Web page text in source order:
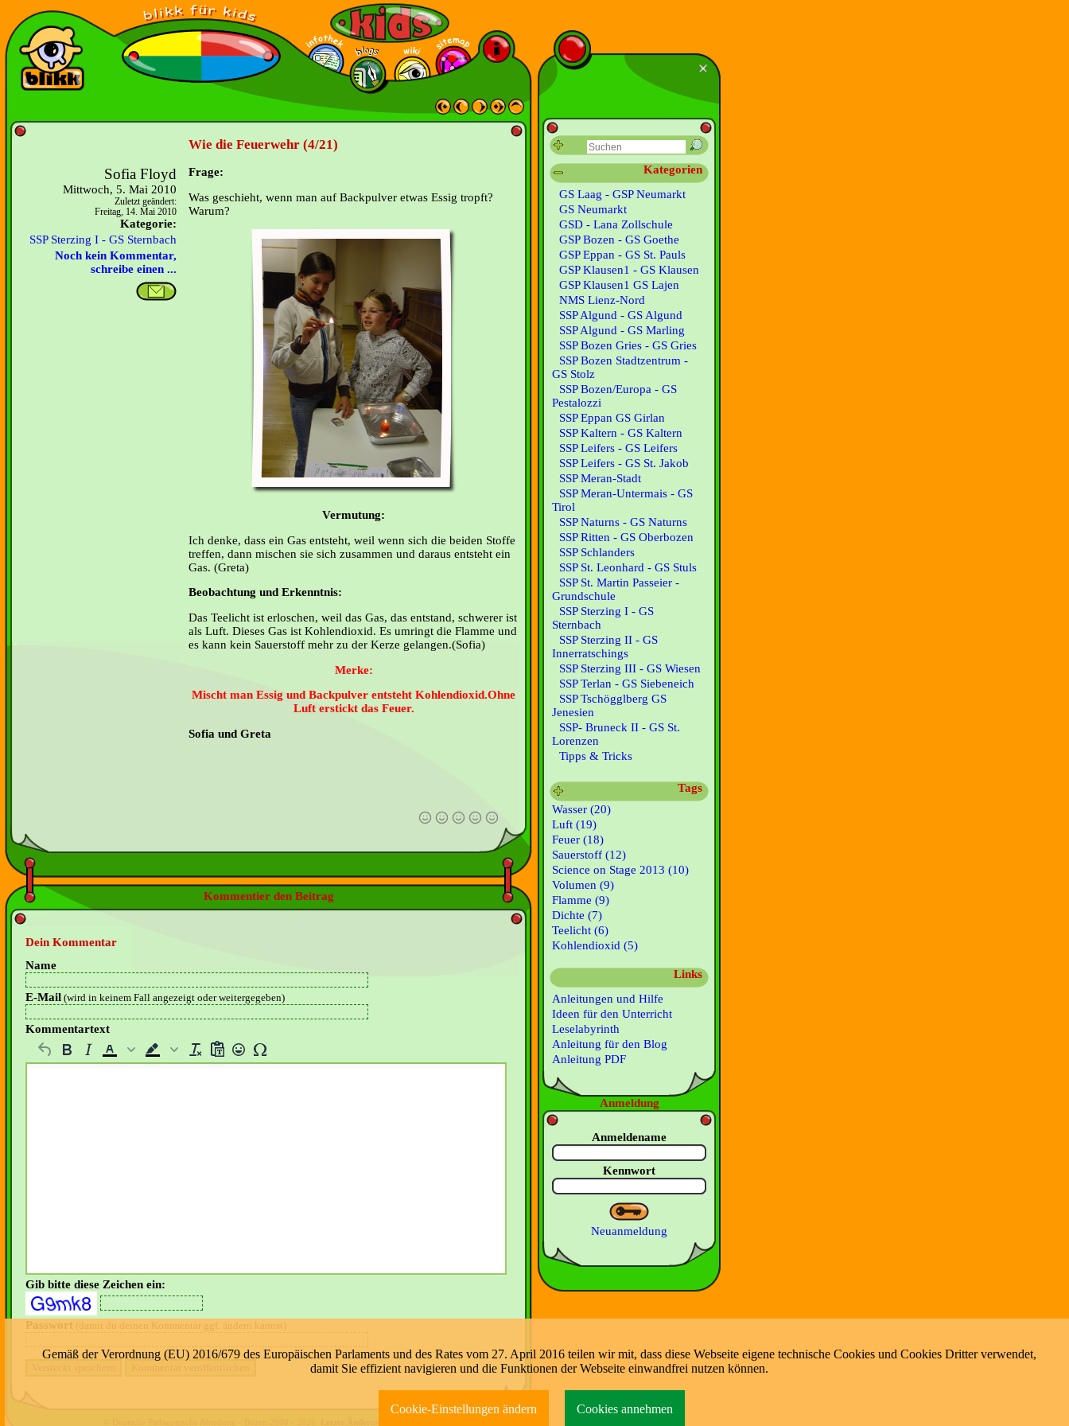
Wie die Feuerwehr (4/21)
Sofia Floyd
Mittwoch, 5. Mai 2010
Zuletzt geändert:
Freitag, 14. Mai 2010
Kategorie:
SSP Sterzing I - GS Sternbach
Noch kein Kommentar,
schreibe einen ...
Frage:
Was geschieht, wenn man auf Backpulver etwas Essig tropft?
Warum?
Vermutung:
Ich denke, dass ein Gas entsteht, weil wenn sich die beiden Stoffe
treffen, dann mischen sie sich zusammen und daraus entsteht ein
Gas. (Greta)
Beobachtung und Erkenntnis:
Das Teelicht ist erloschen, weil das Gas, das entstand, schwerer ist
als Luft. Dieses Gas ist Kohlendioxid. Es umringt die Flamme und
es kann kein Sauerstoff mehr zu der Kerze gelangen.(Sofia)
Merke:
Mischt man Essig und Backpulver entsteht Kohlendioxid.Ohne
Luft erstickt das Feuer.
Sofia und Greta
Kommentier den Beitrag
Dein Kommentar
Name
E-Mail (wird in keinem Fall angezeigt oder weitergegeben)
Kommentartext
Gib bitte diese Zeichen ein:
Passwort (damit du deinen Kommentar ggf. ändern kannst)
Kategorien
GS Laag - GSP Neumarkt
GS Neumarkt
GSD - Lana Zollschule
GSP Bozen - GS Goethe
GSP Eppan - GS St. Pauls
GSP Klausen1 - GS Klausen
GSP Klausen1 GS Lajen
NMS Lienz-Nord
SSP Algund - GS Algund
SSP Algund - GS Marling
SSP Bozen Gries - GS Gries
SSP Bozen Stadtzentrum -
GS Stolz
SSP Bozen/Europa - GS
Pestalozzi
SSP Eppan GS Girlan
SSP Kaltern - GS Kaltern
SSP Leifers - GS Leifers
SSP Leifers - GS St. Jakob
SSP Meran-Stadt
SSP Meran-Untermais - GS
Tirol
SSP Naturns - GS Naturns
SSP Ritten - GS Oberbozen
SSP Schlanders
SSP St. Leonhard - GS Stuls
SSP St. Martin Passeier -
Grundschule
SSP Sterzing I - GS
Sternbach
SSP Sterzing II - GS
Innerratschings
SSP Sterzing III - GS Wiesen
SSP Terlan - GS Siebeneich
SSP Tschögglberg GS
Jenesien
SSP- Bruneck II - GS St.
Lorenzen
Tipps & Tricks
Tags
Wasser (20)
Luft (19)
Feuer (18)
Sauerstoff (12)
Science on Stage 2013 (10)
Volumen (9)
Flamme (9)
Dichte (7)
Teelicht (6)
Kohlendioxid (5)
Links
Anleitungen und Hilfe
Ideen für den Unterricht
Leselabyrinth
Anleitung für den Blog
Anleitung PDF
Anmeldung
Anmeldename
Kennwort
Neuanmeldung
Gemäß der Verordnung (EU) 2016/679 des Europäischen Parlaments und des Rates vom 27. April 2016 teilen wir mit, dass diese Webseite eigene technische Cookies und Cookies Dritter verwendet,
damit Sie effizient navigieren und die Funktionen der Webseite einwandfrei nutzen können.
Cookie-Einstellungen ändern Cookies annehmen